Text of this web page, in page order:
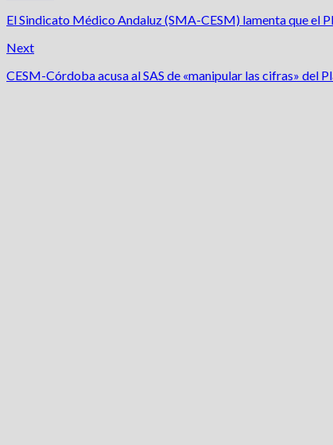
El Sindicato Médico Andaluz (SMA-CESM) lamenta que el
Next
CESM-Córdoba acusa al SAS de «manipular las cifras» del